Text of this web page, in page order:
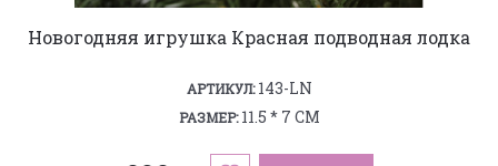
Новогодняя игрушка Красная подводная лодка
АРТИКУЛ:143-LN
РАЗМЕР:11.5 * 7 СМ